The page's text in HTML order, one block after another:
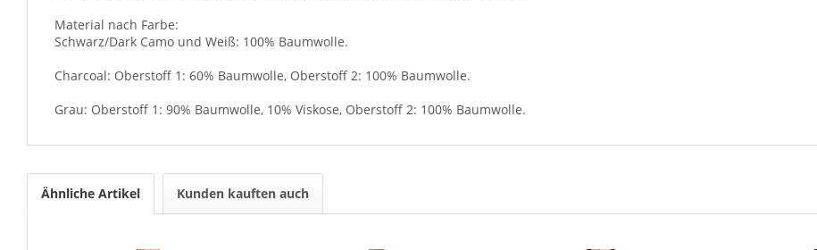
Material nach Farbe:
Schwarz/Dark Camo und Weiß: 100% Baumwolle.
Charcoal: Oberstoff 1: 60% Baumwolle, Oberstoff 2: 100% Baumwolle.
Grau: Oberstoff 1: 90% Baumwolle, 10% Viskose, Oberstoff 2: 100% Baumwolle.
Ähnliche Artikel Kunden kauften auch